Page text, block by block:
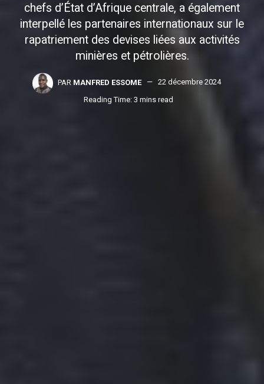
chefs d’État d’Afrique centrale, a également
interpellé les partenaires internationaux sur le
rapatriement des devises liées aux activités
minières et pétrolières.
PAR MANFRED ESSOME
22 décembre 2024
Reading Time: 3 mins read